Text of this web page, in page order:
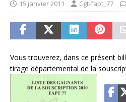
15 janvier 2011 Cgt-fapt_77
Vous trouverez, dans ce présent
tirage départemental de la